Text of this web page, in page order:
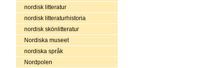
nordisk litteratur
nordisk litteraturhistoria
nordisk skönlitteratur
Nordiska museet
nordiska språk
Nordpolen